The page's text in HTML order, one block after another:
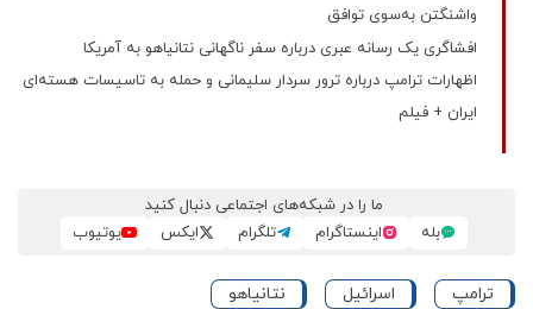
واشنگتن به‌سوی توافق
افشاگری یک رسانه عبری درباره سفر ناگهانی نتانیاهو به آمریکا
اظهارات ترامپ درباره ترور سردار سلیمانی و حمله به تاسیسات هسته‌ای
ایران + فیلم
ما را در شبکه‌های اجتماعی دنبال کنید
بله
اینستاگرام تلگرام ایکس یوتیوب
ترامپ اسرائیل نتانیاهو